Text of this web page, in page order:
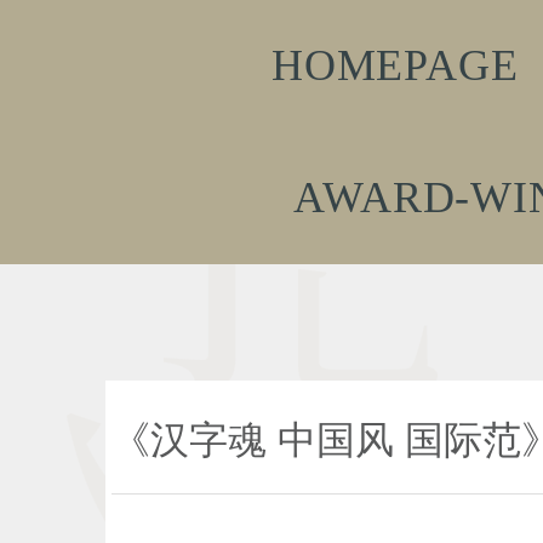
HOMEPAGE
AWARD-
《汉字魂 中国风 国际范